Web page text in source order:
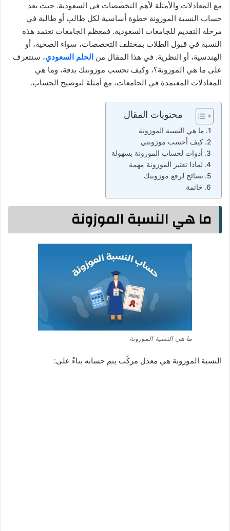
مع المعادلات والأمثلة لأهم التخصصات في السعودية. حيث يعد
حساب النسبة الموزونة خطوة أساسية لكل طالب أو طالبة في
مرحلة التقديم للجامعات السعودية. فمعظم الجامعات تعتمد هذه
النسبة في قبول الطلاب بمختلف التخصصات، سواء الصحية، أو
الهندسية، أو النظرية. في هذا المقال من الحلم السعودي، سنتعرف
على ما هي الموزونة؟، وكيف تحسب موزونتك بدقة، وما هي
المعادلات المعتمدة في الجامعات، مع أمثلة لتوضيح الحساب.
محتويات المقال
ما هي النسبة الموزونة
كيف أحسب موزونتي
أدوات لحساب الموزونة بسهولة
لماذا تعتبر الموزونة مهمة
نصائح لرفع موزونتك
خاتمة
ما هي النسبة الموزونة
ما هي النسبة الموزونة
النسبة الموزونة هي معدل مركّب يتم حسابه بناءً على: